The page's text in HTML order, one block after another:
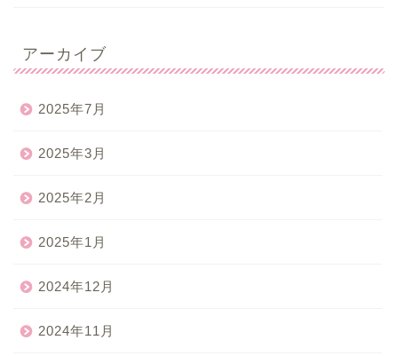
アーカイブ
2025年7月
2025年3月
2025年2月
2025年1月
2024年12月
2024年11月